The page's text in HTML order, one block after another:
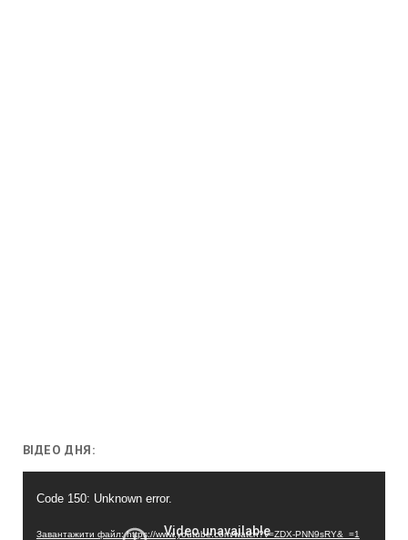
ВІДЕО ДНЯ:
Code 150: Unknown error.
Завантажити файл: https://www.youtube.com/watch?v=ZDX-PNN9sRY&_=1